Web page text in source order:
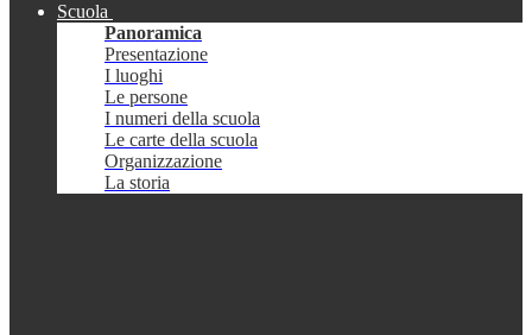
Scuola
Panoramica
Presentazione
I luoghi
Le persone
I numeri della scuola
Le carte della scuola
Organizzazione
La storia